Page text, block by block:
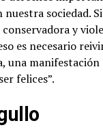
sociedad.
conservadora y
es necesario
una
felices”.